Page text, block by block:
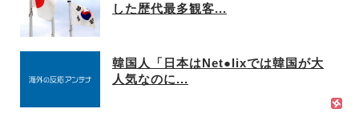
した歴代最多観客...
韓国人「日本はNet●lixでは韓国が大
人気なのに...